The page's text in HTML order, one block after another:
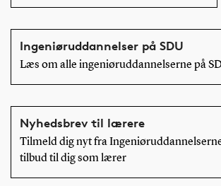
Ingeniøruddannelser på SDU
Læs om alle ingeniøruddannelserne på
Nyhedsbrev til lærere
Tilmeld dig nyt fra
tilbud til dig som lærer